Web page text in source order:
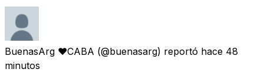
BuenasArg ❤CABA (@buenasarg) reportó hace 48
minutos